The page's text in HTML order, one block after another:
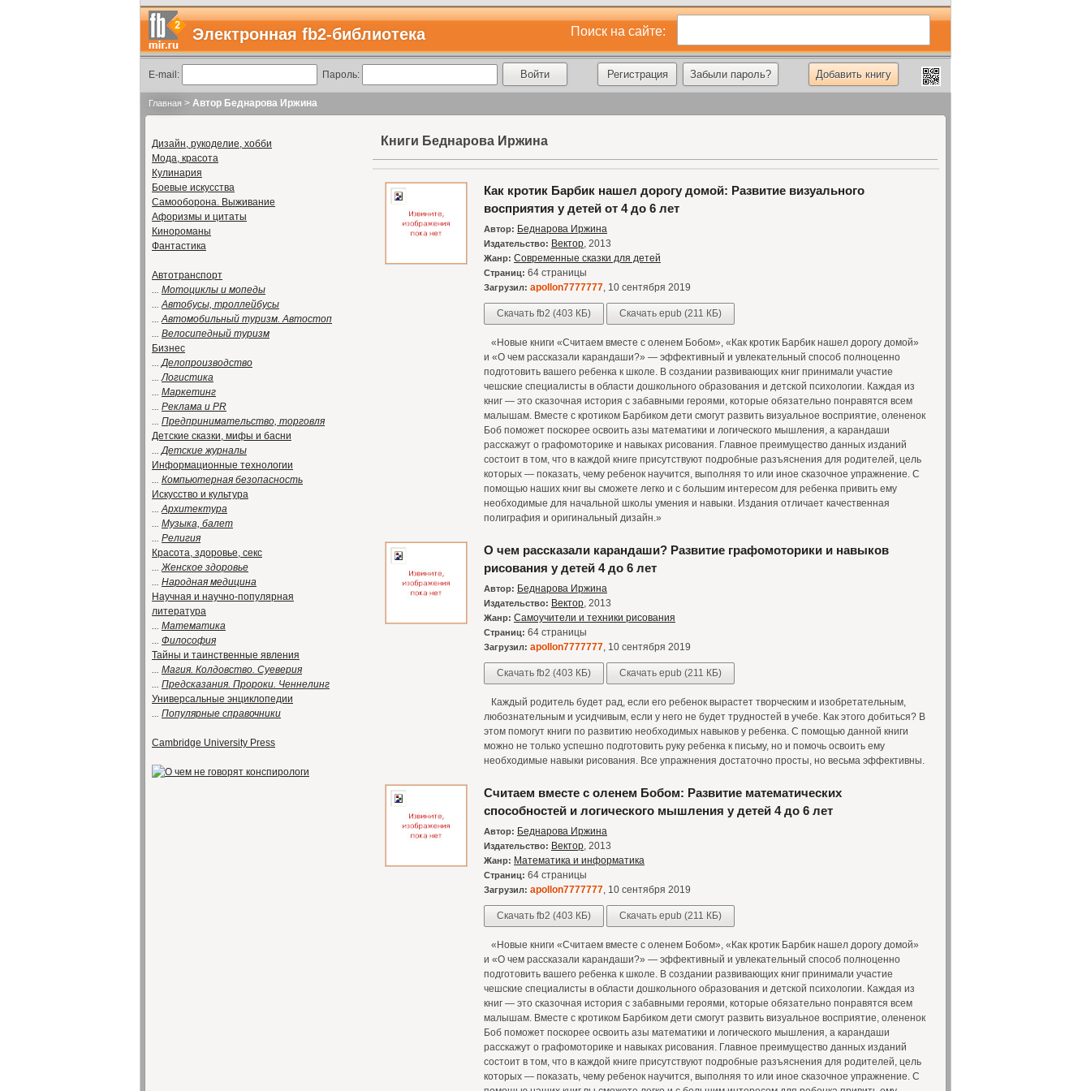
Электронная fb2-библиотека Поиск на сайте:
E-mail: Пароль: Регистрация Забыли пароль? Добавить книгу
Главная > Автор Беднарова Иржина
Дизайн, рукоделие, хобби
Мода, красота
Кулинария
Боевые искусства
Самооборона. Выживание
Афоризмы и цитаты
Кинороманы
Фантастика
Автотранспорт
... Мотоциклы и мопеды
...Автобусы, троллейбусы
...Автомобильный туризм. Автостоп
... Велосипедный туризм
Бизнес
...Делопроизводство
...Логистика
... Маркетинг
... Реклама и PR
... Предпринимательство, торговля
Детские сказки, мифы и басни
...Детские журналы
Информационные технологии
... Компьютерная безопасность
Искусство и культура
...Архитектура
... Музыка, балет
... Религия
Красота, здоровье, секс
...Женское здоровье
... Народная медицина
Научная и научно-популярная
литература
... Математика
... Философия
Тайны и таинственные явления
... Магия. Колдовство. Суеверия
... Предсказания. Пророки. Ченнелинг
Универсальные энциклопедии
... Популярные справочники
Cambridge University Press
Книги Беднарова Иржина
Как кротик Барбик нашел дорогу домой: Развитие визуального
восприятия у детей от 4 до 6 лет
Автор: Беднарова Иржина
Издательство: Вектор, 2013
Жанр: Современные сказки для детей
Страниц: 64 страницы
Загрузил: apollon7777777, 10 сентября 2019
Скачать fb2 (403 КБ) Скачать epub (211 КБ)
«Новые книги «Считаем вместе с оленем Бобом», «Как кротик Барбик нашел дорогу домой»
и «О чем рассказали карандаши?» — эффективный и увлекательный способ полноценно
подготовить вашего ребенка к школе. В создании развивающих книг принимали участие
чешские специалисты в области дошкольного образования и детской психологии. Каждая из
книг — это сказочная история с забавными героями, которые обязательно понравятся всем
малышам. Вместе с кротиком Барбиком дети смогут развить визуальное восприятие, олененок
Боб поможет поскорее освоить азы математики и логического мышления, а карандаши
расскажут о графомоторике и навыках рисования. Главное преимущество данных изданий
состоит в том, что в каждой книге присутствуют подробные разъяснения для родителей, цель
которых — показать, чему ребенок научится, выполняя то или иное сказочное упражнение. С
помощью наших книг вы сможете легко и с большим интересом для ребенка привить ему
необходимые для начальной школы умения и навыки. Издания отличает качественная
полиграфия и оригинальный дизайн.»
О чем рассказали карандаши? Развитие графомоторики и навыков
рисования у детей 4 до 6 лет
Автор: Беднарова Иржина
Издательство: Вектор, 2013
Жанр: Самоучители и техники рисования
Страниц: 64 страницы
Загрузил: apollon7777777, 10 сентября 2019
Скачать fb2 (403 КБ) Скачать epub (211 КБ)
Каждый родитель будет рад, если его ребенок вырастет творческим и изобретательным,
любознательным и усидчивым, если у него не будет трудностей в учебе. Как этого добиться? В
этом помогут книги по развитию необходимых навыков у ребенка. С помощью данной книги
можно не только успешно подготовить руку ребенка к письму, но и помочь освоить ему
необходимые навыки рисования. Все упражнения достаточно просты, но весьма эффективны.
Считаем вместе с оленем Бобом: Развитие математических
способностей и логического мышления у детей 4 до 6 лет
Автор: Беднарова Иржина
Издательство: Вектор, 2013
Жанр: Математика и информатика
Страниц: 64 страницы
Загрузил: apollon7777777, 10 сентября 2019
Скачать fb2 (403 КБ) Скачать epub (211 КБ)
«Новые книги «Считаем вместе с оленем Бобом», «Как кротик Барбик нашел дорогу домой»
и «О чем рассказали карандаши?» — эффективный и увлекательный способ полноценно
подготовить вашего ребенка к школе. В создании развивающих книг принимали участие
чешские специалисты в области дошкольного образования и детской психологии. Каждая из
книг — это сказочная история с забавными героями, которые обязательно понравятся всем
малышам. Вместе с кротиком Барбиком дети смогут развить визуальное восприятие, олененок
Боб поможет поскорее освоить азы математики и логического мышления, а карандаши
расскажут о графомоторике и навыках рисования. Главное преимущество данных изданий
состоит в том, что в каждой книге присутствуют подробные разъяснения для родителей, цель
которых — показать, чему ребенок научится, выполняя то или иное сказочное упражнение. С